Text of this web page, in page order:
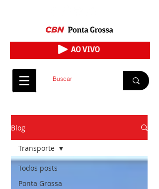
Blog
Todos posts
Ponta Grossa
Transporte